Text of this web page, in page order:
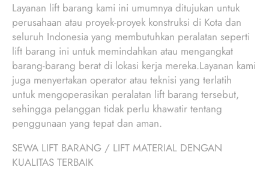
Layanan lift barang kami ini umumnya ditujukan untuk
perusahaan atau proyek-proyek konstruksi di Kota dan
seluruh Indonesia yang membutuhkan peralatan seperti
lift barang ini untuk memindahkan atau mengangkat
barang-barang berat di lokasi kerja mereka.Layanan kami
juga menyertakan operator atau teknisi yang terlatih
untuk mengoperasikan peralatan lift barang tersebut,
sehingga pelanggan tidak perlu khawatir tentang
penggunaan yang tepat dan aman.
SEWA LIFT BARANG / LIFT MATERIAL DENGAN
KUALITAS TERBAIK